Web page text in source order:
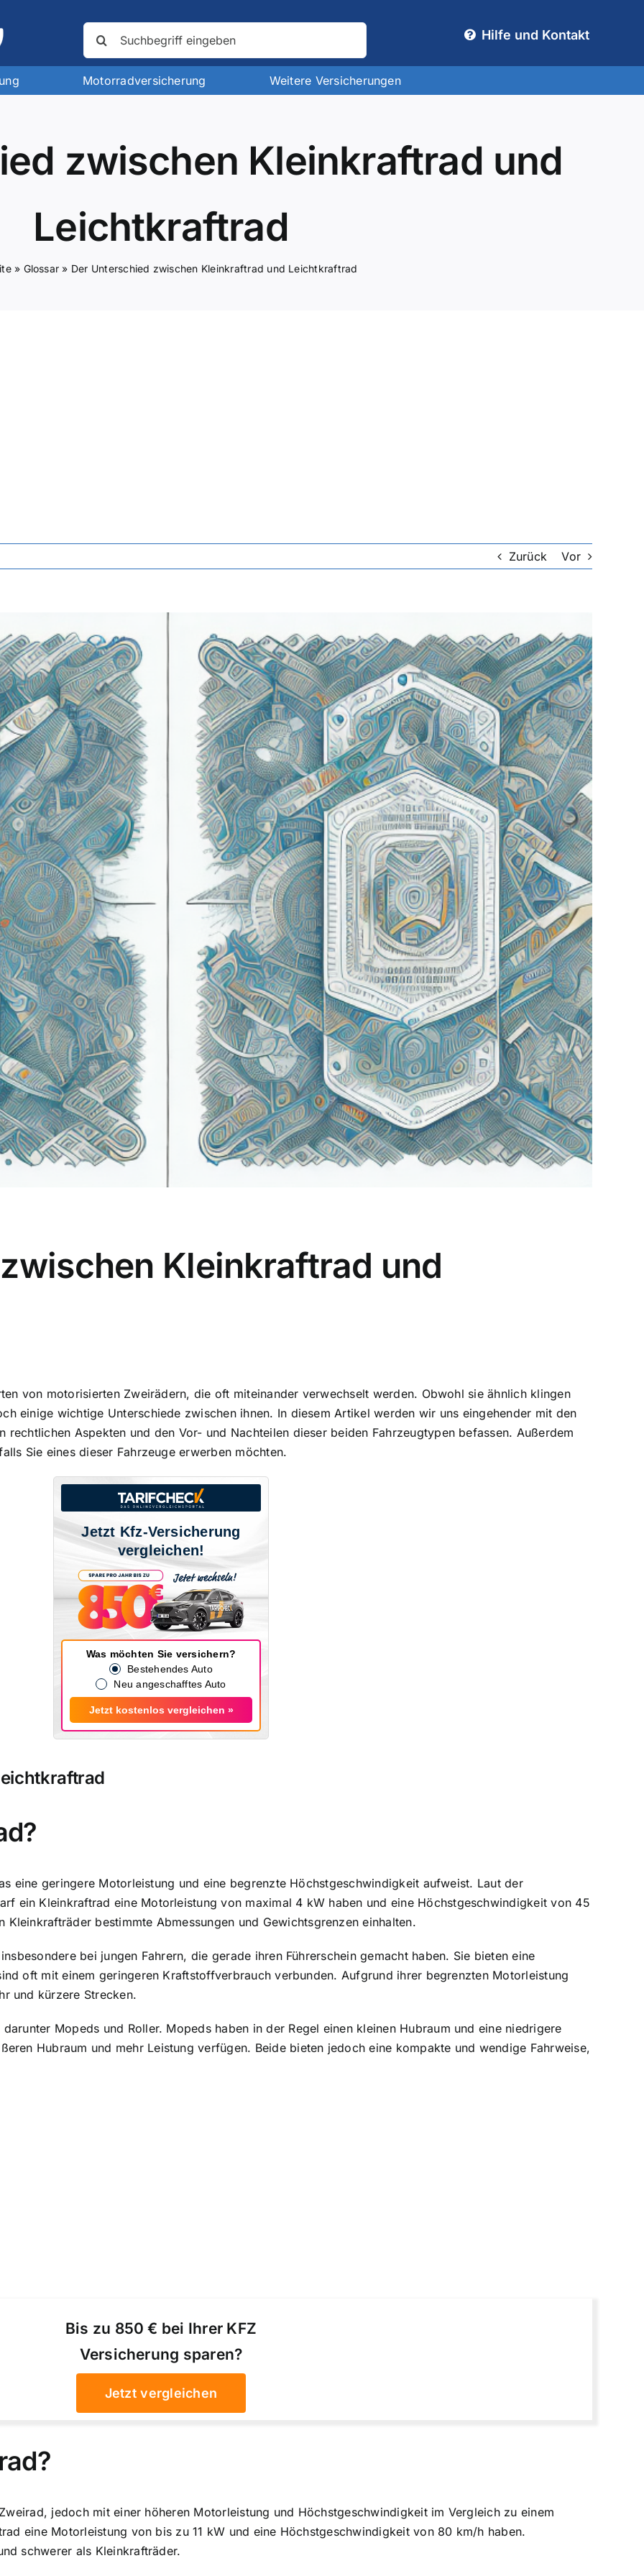
nach:
Hilfe und Kontakt
Motorradversicherung Weitere Versicherungen
zwischen Kleinkraftrad und
Leichtkraftrad
» Glossar » Der Unterschied zwischen Kleinkraftrad und Leichtkraftrad
Zurück Vor
Kleinkraftrad und
von motorisierten Zweirädern, die oft miteinander verwechselt werden. Obwohl sie ähnlich klingen
einige wichtige Unterschiede zwischen ihnen. In diesem Artikel werden wir uns eingehender mit den
rechtlichen Aspekten und den Vor- und Nachteilen dieser beiden Fahrzeugtypen befassen. Außerdem
Sie eines dieser Fahrzeuge erwerben möchten.
Jetzt Kfz-Versicherung
vergleichen!
Was möchten Sie versichern?
Bestehendes Auto
Neu angeschafftes Auto
Jetzt kostenlos vergleichen »
eine geringere Motorleistung und eine begrenzte Höchstgeschwindigkeit aufweist. Laut der
ein Kleinkraftrad eine Motorleistung von maximal 4 kW haben und eine Höchstgeschwindigkeit von 45
bestimmte Abmessungen und Gewichtsgrenzen einhalten.
bei jungen Fahrern, die gerade ihren Führerschein gemacht haben. Sie bieten eine
oft mit einem geringeren Kraftstoffverbrauch verbunden. Aufgrund ihrer begrenzten Motorleistung
und kürzere Strecken.
Mopeds und Roller. Mopeds haben in der Regel einen kleinen Hubraum und eine niedrigere
Hubraum und mehr Leistung verfügen. Beide bieten jedoch eine kompakte und wendige Fahrweise,
Bis zu 850 € bei Ihrer KFZ
Versicherung sparen?
Jetzt vergleichen
jedoch mit einer höheren Motorleistung und Höchstgeschwindigkeit im Vergleich zu einem
eine Motorleistung von bis zu 11 kW und eine Höchstgeschwindigkeit von 80 km/h haben.
schwerer als Kleinkrafträder.